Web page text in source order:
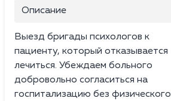
Описание
Выезд бригады психологов к
пациенту, который отказывается
лечиться. Убеждаем больного
добровольно согласиться на
госпитализацию без физического